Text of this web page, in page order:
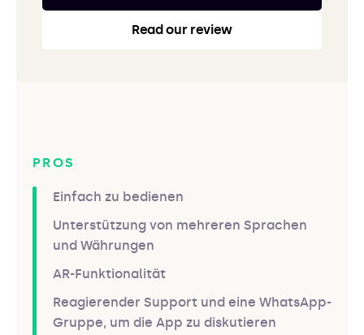
Read our review
PROS
Einfach zu bedienen
Unterstützung von mehreren Sprachen
und Währungen
AR-Funktionalität
Reagierender Support und eine WhatsApp-
Gruppe, um die App zu diskutieren